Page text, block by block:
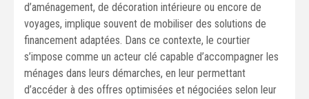
d’aménagement, de décoration intérieure ou encore de
voyages, implique souvent de mobiliser des solutions de
financement adaptées. Dans ce contexte, le courtier
s’impose comme un acteur clé capable d’accompagner les
ménages dans leurs démarches, en leur permettant
d’accéder à des offres optimisées et négociées selon leur